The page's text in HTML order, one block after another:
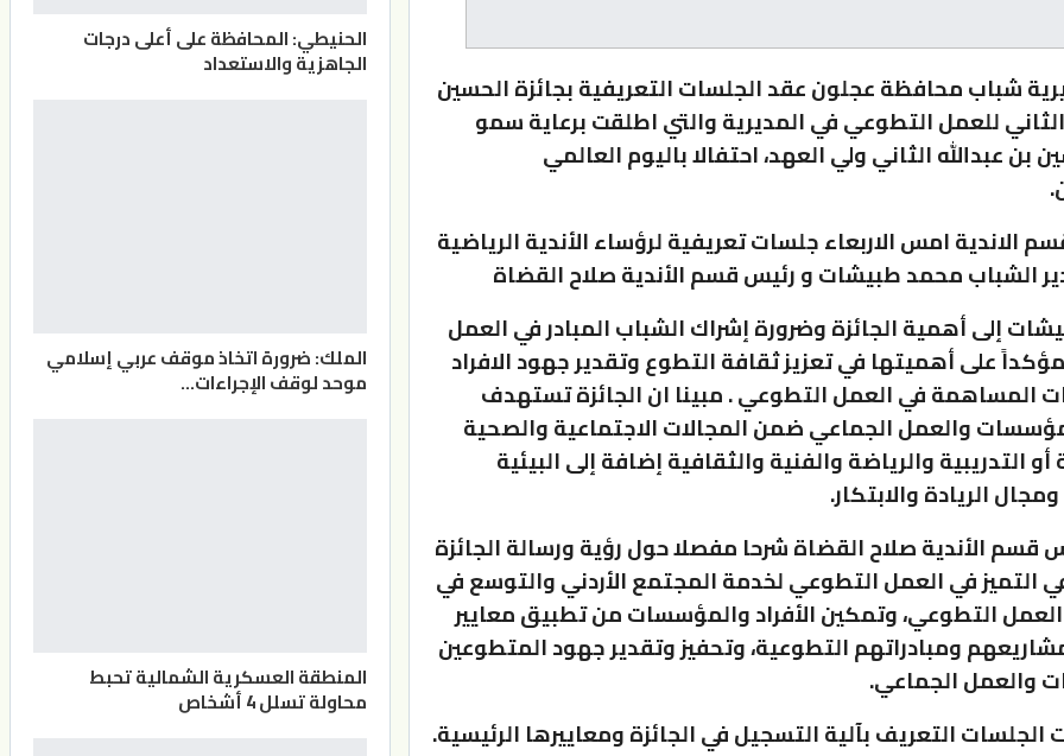
شباب محافظة عجلون عقد الجلسات التعريفية بجائزة الحسين
الثاني للعمل التطوعي في المديرية والتي اطلقت برعاية سمو
بن عبدالله الثاني ولي العهد، احتفالا باليوم العالمي
الاندية امس الاربعاء جلسات تعريفية لرؤساء الأندية الرياضية
الشباب محمد طبيشات و رئيس قسم الأندية صلاح القضاة
إلى أهمية الجائزة وضرورة إشراك الشباب المبادر في العمل
على أهميتها في تعزيز ثقافة التطوع وتقدير جهود الافراد
المساهمة في العمل التطوعي . مبينا ان الجائزة تستهدف
والعمل الجماعي ضمن المجالات الاجتماعية والصحية
التدريبية والرياضة والفنية والثقافية إضافة إلى البيئية
الريادة والابتكار.
قسم الأندية صلاح القضاة شرحا مفصلا حول رؤية ورسالة الجائزة
التميز في العمل التطوعي لخدمة المجتمع الأردني والتوسع في
التطوعي، وتمكين الأفراد والمؤسسات من تطبيق معايير
ومبادراتهم التطوعية، وتحفيز وتقدير جهود المتطوعين
والعمل الجماعي.
التعريف بآلية التسجيل في الجائزة ومعاييرها الرئيسية.
الحنيطي: المحافظة على أعلى درجات
الجاهزية والاستعداد
الملك: ضرورة اتخاذ موقف عربي إسلامي
موحد لوقف الإجراءات…
المنطقة العسكرية الشمالية تحبط
محاولة تسلل 4 أشخاص